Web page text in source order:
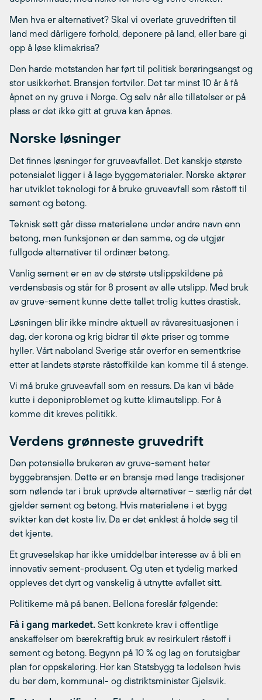
Men hva er alternativet? Skal vi overlate gruvedriften til
land med dårligere forhold, deponere på land, eller bare gi
opp å løse klimakrisa?
Den harde motstanden har ført til politisk berøringsangst og
stor usikkerhet. Bransjen fortviler. Det tar minst 10 år å få
åpnet en ny gruve i Norge. Og selv når alle tillatelser er på
plass er det ikke gitt at gruva kan åpnes.
Norske løsninger
Det finnes løsninger for gruveavfallet. Det kanskje største
potensialet ligger i å lage byggematerialer. Norske aktører
har utviklet teknologi for å bruke gruveavfall som råstoff til
sement og betong.
Teknisk sett går disse materialene under andre navn enn
betong, men funksjonen er den samme, og de utgjør
fullgode alternativer til ordinær betong.
Vanlig sement er en av de største utslippskildene på
verdensbasis og står for 8 prosent av alle utslipp. Med bruk
av gruve-sement kunne dette tallet trolig kuttes drastisk.
Løsningen blir ikke mindre aktuell av råvaresituasjonen i
dag, der korona og krig bidrar til økte priser og tomme
hyller. Vårt naboland Sverige står overfor en sementkrise
etter at landets største råstoffkilde kan komme til å stenge.
Vi må bruke gruveavfall som en ressurs. Da kan vi både
kutte i deponiproblemet og kutte klimautslipp. For å
komme dit kreves politikk.
Verdens grønneste gruvedrift
Den potensielle brukeren av gruve-sement heter
byggebransjen. Dette er en bransje med lange tradisjoner
som nølende tar i bruk uprøvde alternativer – særlig når det
gjelder sement og betong. Hvis materialene i et bygg
svikter kan det koste liv. Da er det enklest å holde seg til
det kjente.
Et gruveselskap har ikke umiddelbar interesse av å bli en
innovativ sement-produsent. Og uten et tydelig marked
oppleves det dyrt og vanskelig å utnytte avfallet sitt.
Politikerne må på banen. Bellona foreslår følgende:
Få i gang markedet. Sett konkrete krav i offentlige
anskaffelser om bærekraftig bruk av resirkulert råstoff i
sement og betong. Begynn på 10 % og lag en forutsigbar
plan for oppskalering. Her kan Statsbygg ta ledelsen hvis
du ber dem, kommunal- og distriktsminister Gjelsvik.